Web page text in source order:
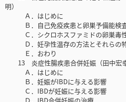
明）
Ａ．はじめに
Ｂ．自己免疫疾患と卵巣予備能検
Ｃ．シクロホスファミドの卵巣毒
Ｄ．妊孕性温存の方法とそれらの
Ｅ．おわり
13 炎症性腸疾患合併妊娠（田中宏
Ａ．はじめに
Ｂ．妊娠がIBDに与える影響
Ｃ．IBDが妊娠に与える影響